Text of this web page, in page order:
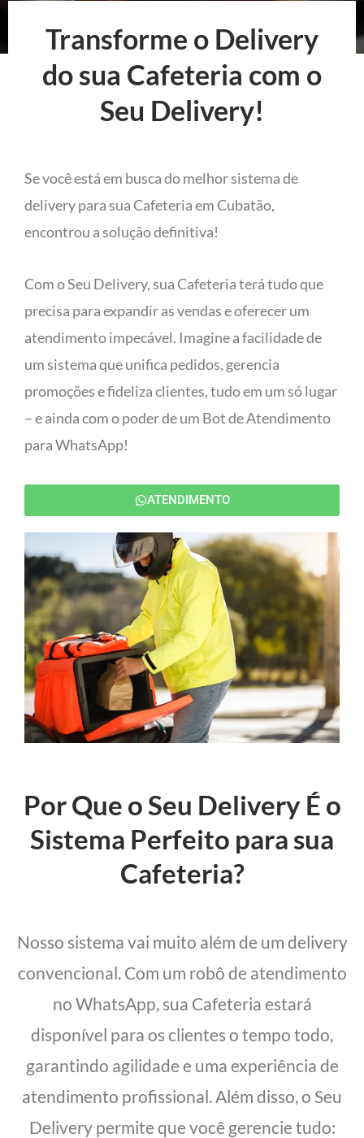
Transforme o Delivery
do sua Cafeteria com o
Seu Delivery!
Se você está em busca do melhor sistema de
delivery para sua Cafeteria em Cubatão,
encontrou a solução definitiva!
Com o Seu Delivery, sua Cafeteria terá tudo que
precisa para expandir as vendas e oferecer um
atendimento impecável. Imagine a facilidade de
um sistema que unifica pedidos, gerencia
promoções e fideliza clientes, tudo em um só lugar
– e ainda com o poder de um Bot de Atendimento
para WhatsApp!
ATENDIMENTO
Por Que o Seu Delivery É o
Sistema Perfeito para sua
Cafeteria?
Nosso sistema vai muito além de um delivery
convencional. Com um robô de atendimento
no WhatsApp, sua Cafeteria estará
disponível para os clientes o tempo todo,
garantindo agilidade e uma experiência de
atendimento profissional. Além disso, o Seu
Delivery permite que você gerencie tudo: